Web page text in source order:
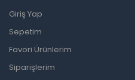
Giriş Yap
Sepetim
Favori Ürünlerim
Siparişlerim